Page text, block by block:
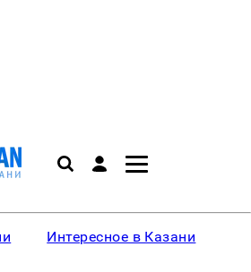
Интересное в Казани